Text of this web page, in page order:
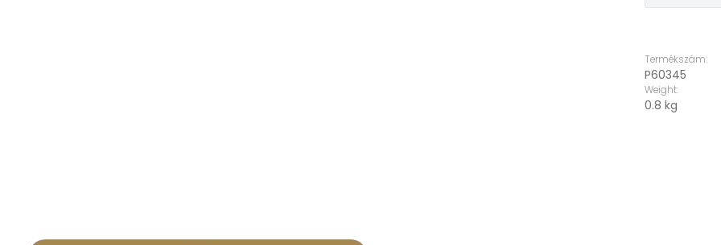
Termékszám:
P60345
Weight:
0.8 kg